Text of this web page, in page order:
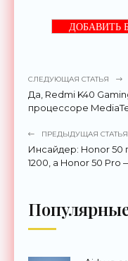
ДОБАВИТЬ
СЛЕДУЮЩАЯ СТАТЬЯ
Да, Redmi K40
процессоре
ПРЕДЫДУЩАЯ СТАТЬЯ
Инсайдер: Honor 50
1200, а Honor 50